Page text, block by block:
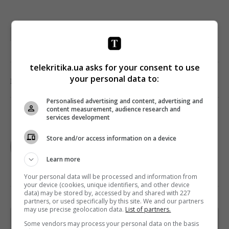
Поделиться: Facebook Twitter
Щотижневий лист з найцікавішим.
telekritika.ua asks for your consent to use
your personal data to:
Personalised advertising and content, advertising and
content measurement, audience research and
services development
Store and/or access information on a device
Learn more
Your personal data will be processed and information from
your device (cookies, unique identifiers, and other device
data) may be stored by, accessed by and shared with 227
partners, or used specifically by this site. We and our partners
may use precise geolocation data. List of partners.
Some vendors may process your personal data on the basis